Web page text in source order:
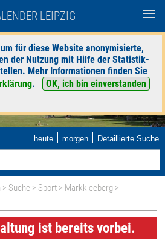
LEIPZIG
für diese Website anonymisierte,
der Nutzung mit Hilfe der Statistik-
Mehr Informationen finden Sie
.
OK, ich bin einverstanden
heute | morgen | Detaillierte Suche
> Suche > Sport > Markkleeberg >
ist bereits vorbei.